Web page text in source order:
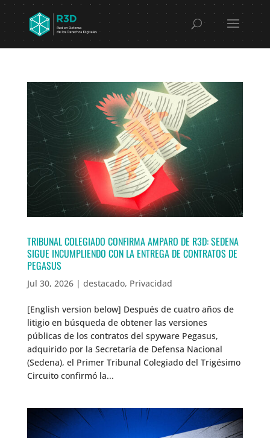
TRIBUNAL COLEGIADO CONFIRMA AMPARO DE R3D: SEDENA
SIGUE INCUMPLIENDO CON LA ENTREGA DE CONTRATOS DE
PEGASUS
Jul 30, 2026| destacado, Privacidad
[English version below] Después de cuatro años de
litigio en búsqueda de obtener las versiones
públicas de los contratos del spyware Pegasus,
adquirido por la Secretaría de Defensa Nacional
(Sedena), el Primer Tribunal Colegiado del Trigésimo
Circuito confirmó la...